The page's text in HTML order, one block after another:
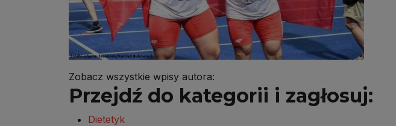
Zobacz wszystkie wpisy autora:
Przejdź do kategorii i zagłosuj:
Dietetyk